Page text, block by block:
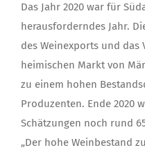
Das Jahr 2020 war für
herausforderndes Jahr.
des Weinexports und
heimischen Markt von
zu einem hohen
Produzenten. Ende 2020
Schätzungen noch rund
„Der hohe Weinbestand